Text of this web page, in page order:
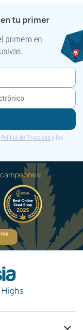
en tu primer
primero en
Política de Privacidad y los